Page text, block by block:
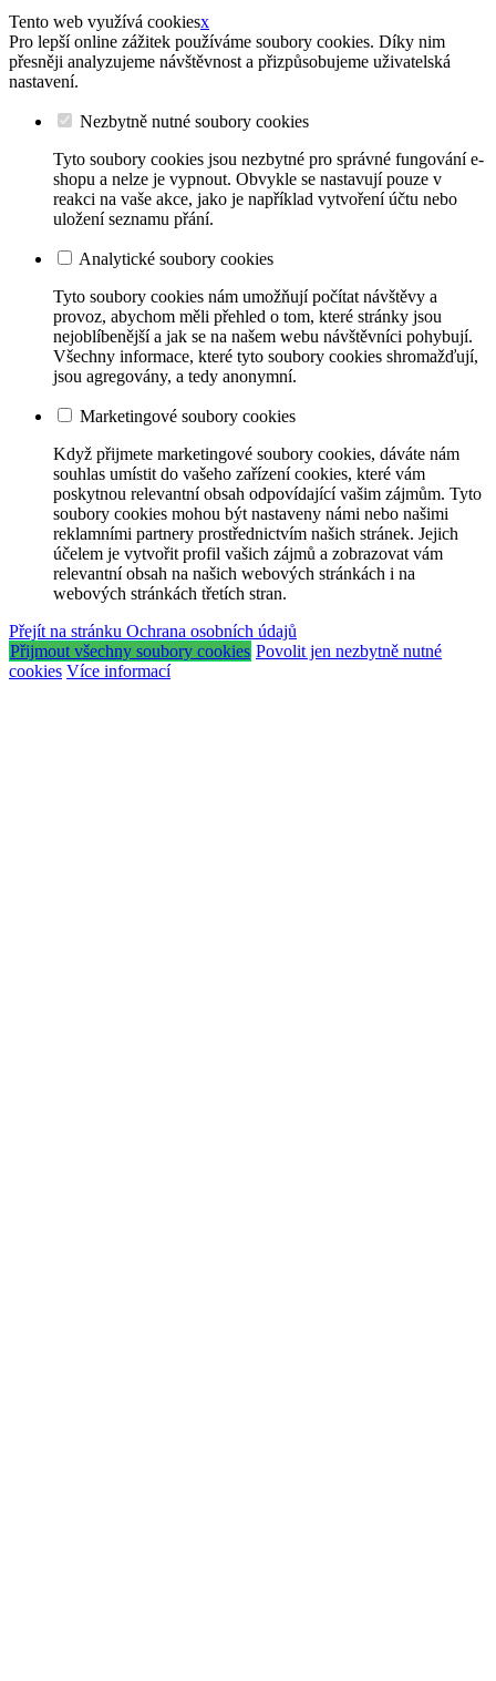
Tento web využívá cookiesx
Pro lepší online zážitek používáme soubory cookies. Díky nim
přesněji analyzujeme návštěvnost a přizpůsobujeme uživatelská
nastavení.
Nezbytně nutné soubory cookies
Tyto soubory cookies jsou nezbytné pro správné fungování e-
shopu a nelze je vypnout. Obvykle se nastavují pouze v
reakci na vaše akce, jako je například vytvoření účtu nebo
uložení seznamu přání.
Analytické soubory cookies
Tyto soubory cookies nám umožňují počítat návštěvy a
provoz, abychom měli přehled o tom, které stránky jsou
nejoblíbenější a jak se na našem webu návštěvníci pohybují.
Všechny informace, které tyto soubory cookies shromažďují,
jsou agregovány, a tedy anonymní.
Marketingové soubory cookies
Když přijmete marketingové soubory cookies, dáváte nám
souhlas umístit do vašeho zařízení cookies, které vám
poskytnou relevantní obsah odpovídající vašim zájmům. Tyto
soubory cookies mohou být nastaveny námi nebo našimi
reklamními partnery prostřednictvím našich stránek. Jejich
účelem je vytvořit profil vašich zájmů a zobrazovat vám
relevantní obsah na našich webových stránkách i na
webových stránkách třetích stran.
Přejít na stránku Ochrana osobních údajů
Přijmout všechny soubory cookies Povolit jen nezbytně nutné
cookies Více informací